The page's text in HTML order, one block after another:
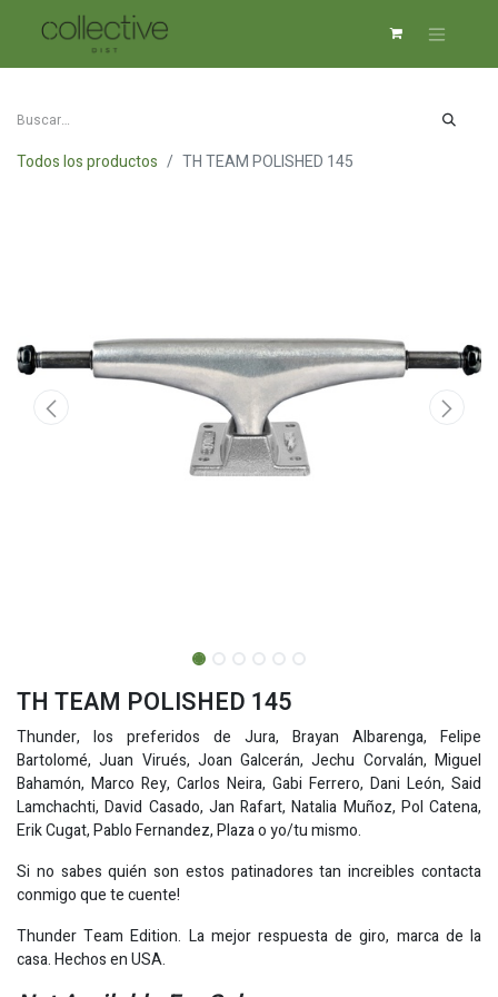
Todos los productos TH TEAM POLISHED 145
TH TEAM POLISHED 145
Thunder, los preferidos de Jura, Brayan Albarenga, Felipe
Bartolomé, Juan Virués, Joan Galcerán, Jechu Corvalán, Miguel
Bahamón, Marco Rey, Carlos Neira, Gabi Ferrero, Dani León, Said
Lamchachti, David Casado, Jan Rafart, Natalia Muñoz, Pol Catena,
Erik Cugat, Pablo Fernandez, Plaza o yo/tu mismo.
Si no sabes quién son estos patinadores tan increibles contacta
conmigo que te cuente!
Thunder Team Edition. La mejor respuesta de giro, marca de la
casa. Hechos en USA.